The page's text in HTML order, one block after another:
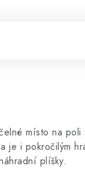
místo na
i pokročilým
plíšky.